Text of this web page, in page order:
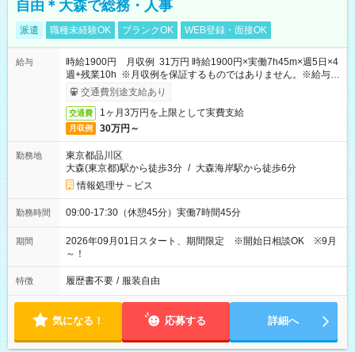
自由＊大森で総務・人事
派遣 職種未経験OK ブランクOK WEB登録・面接OK
給与
時給1900円 月収例 31万円 時給1900円×実働7h45m×週5日×4
週+残業10h ※月収例を保証するものではありません。※給与即
受取りサービス利用可（利用条件有）
交通費別途支給あり
交通費 1ヶ月3万円を上限として実費支給
月収例 30万円～
勤務地
東京都品川区
大森(東京都)駅から徒歩3分 / 大森海岸駅から徒歩6分
情報処理サ－ビス
勤務時間 09:00-17:30（休憩45分）実働7時間45分
期間
2026年09月01日スタート、期間限定 ※開始日相談OK ※9月
～！
特徴 履歴書不要 / 服装自由
気になる！ 応募する 詳細へ